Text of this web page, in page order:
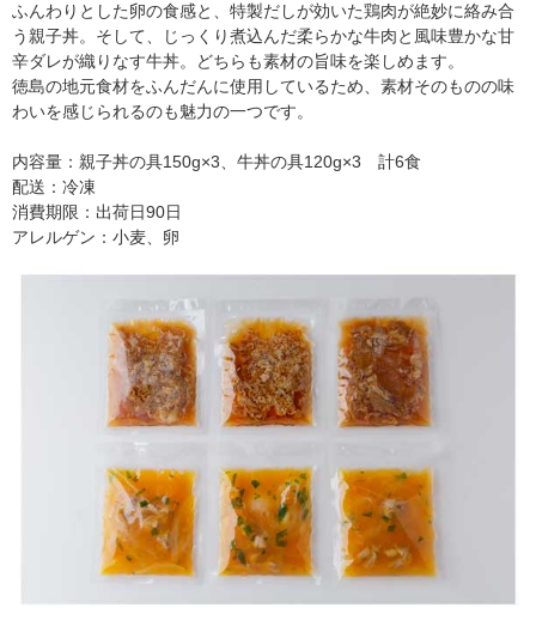
ふんわりとした卵の食感と、特製だしが効いた鶏肉が絶妙に絡み合
う親子丼。そして、じっくり煮込んだ柔らかな牛肉と風味豊かな甘
辛ダレが織りなす牛丼。どちらも素材の旨味を楽しめます。
徳島の地元食材をふんだんに使用しているため、素材そのものの味
わいを感じられるのも魅力の一つです。
内容量：親子丼の具150g×3、牛丼の具120g×3 計6食
配送：冷凍
消費期限：出荷日90日
アレルゲン：小麦、卵